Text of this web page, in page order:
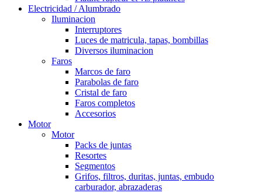
Electricidad / Alumbrado
Iluminacion
Interruptores
Luces de matricula, tapas, bombillas
Diversos iluminacion
Faros
Marcos de faro
Parabolas de faro
Cristal de faro
Faros completos
Accesorios
Motor
Motor
Packs de juntas
Resortes
Segmentos
Grifos, filtros, duritas, juntas, embudo
carburador, abrazaderas